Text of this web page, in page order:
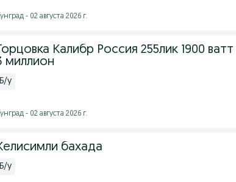
- 02 августа 2026 г.
Калибр Россия 255лик 1900 ватт
миллион
Б/у
- 02 августа 2026 г.
бахада
Б/у